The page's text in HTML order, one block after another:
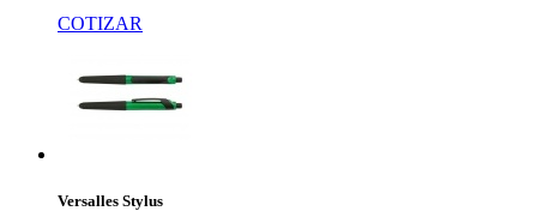
COTIZAR
Versalles Stylus